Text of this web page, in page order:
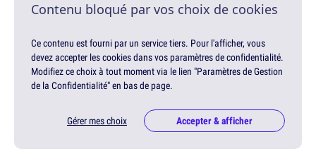
Contenu bloqué par vos choix de cookies
Ce contenu est fourni par un service tiers. Pour l'afficher, vous
devez accepter les cookies dans vos paramètres de confidentialité.
Modifiez ce choix à tout moment via le lien "Paramètres de Gestion
de la Confidentialité" en bas de page.
Gérer mes choix Accepter & afficher